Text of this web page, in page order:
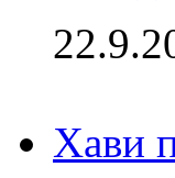
Хави